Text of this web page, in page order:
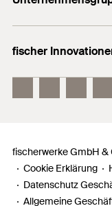
+49 7443
techn. Beratung:
+49 7443 12
fischer Consulting
Electronic Solutions
fischer
fischerwerke GmbH &
Cookie Erklärung
Datenschutz
Allgemeine